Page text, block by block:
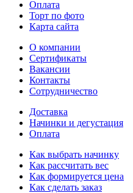
Оплата
Торт по фото
Карта сайта
О компании
Сертификаты
Вакансии
Контакты
Сотрудничество
Доставка
Начинки и дегустация
Оплата
Как выбрать начинку
Как рассчитать вес
Как формируется цена
Как сделать заказ